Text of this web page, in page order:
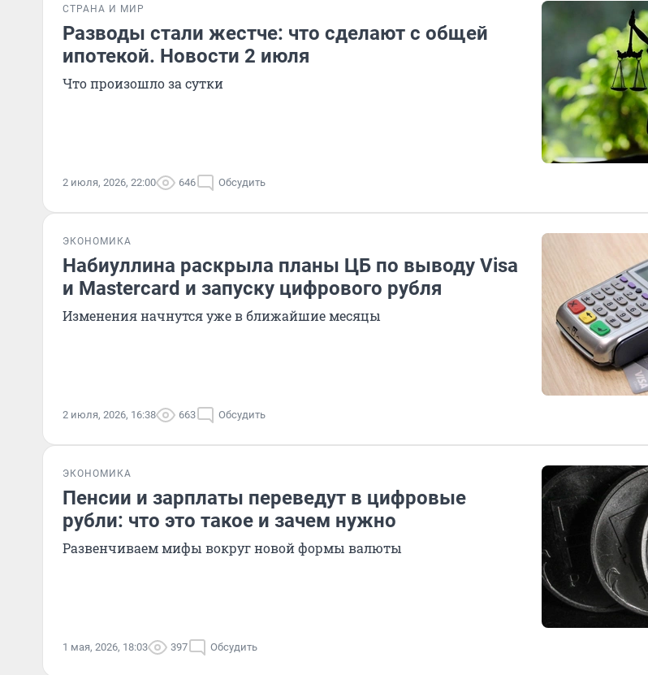
СТРАНА И МИР
Разводы стали жестче: что сделают с общей
ипотекой. Новости 2 июля
Что произошло за сутки
2 июля, 2026, 22:00 646 Обсудить
ЭКОНОМИКА
Набиуллина раскрыла планы ЦБ по выводу Visa
и Mastercard и запуску цифрового рубля
Изменения начнутся уже в ближайшие месяцы
2 июля, 2026, 16:38 663 Обсудить
ЭКОНОМИКА
Пенсии и зарплаты переведут в цифровые
рубли: что это такое и зачем нужно
Развенчиваем мифы вокруг новой формы валюты
1 мая, 2026, 18:03 397 Обсудить